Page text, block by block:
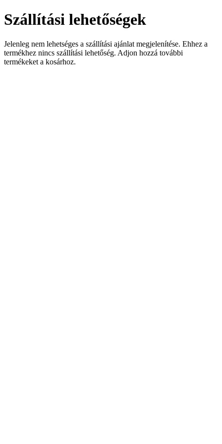
Szállítási lehetőségek
Jelenleg nem lehetséges a szállítási ajánlat megjelenítése. Ehhez a
termékhez nincs szállítási lehetőség. Adjon hozzá további
termékeket a kosárhoz.